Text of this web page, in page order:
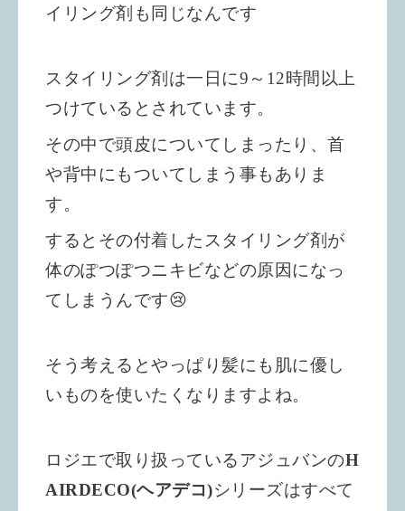
イリング剤も同じなんです
スタイリング剤は一日に9～12時間以上
つけているとされています。
その中で頭皮についてしまったり、首
や背中にもついてしまう事もありま
す。
するとその付着したスタイリング剤が
体のぽつぽつニキビなどの原因になっ
てしまうんです😢
そう考えるとやっぱり髪にも肌に優し
いものを使いたくなりますよね。
ロジエで取り扱っているアジュバンのH
AIRDECO(ヘアデコ)シリーズはすべて